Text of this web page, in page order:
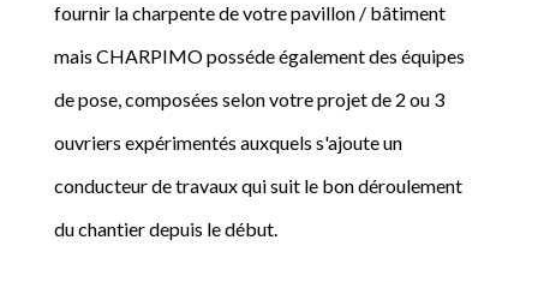
fournir la charpente de votre pavillon / bâtiment
mais CHARPIMO posséde également des équipes
de pose, composées selon votre projet de 2 ou 3
ouvriers expérimentés auxquels s'ajoute un
conducteur de travaux qui suit le bon déroulement
du chantier depuis le début.